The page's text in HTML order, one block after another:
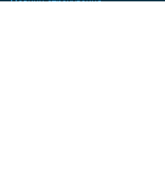
Новини страхування